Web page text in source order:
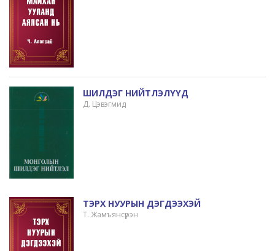
ШИЛДЭГ НИЙТЛЭЛҮҮД
Д. Цэвэгмид
ТЭРХ НУУРЫН ДЭГДЭЭХЭЙ
Т. Жамъянсүрэн